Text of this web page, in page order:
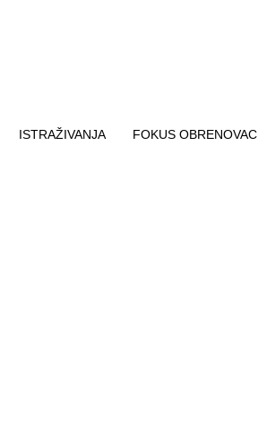
ISTRAŽIVANJA FOKUS OBRENOVAC